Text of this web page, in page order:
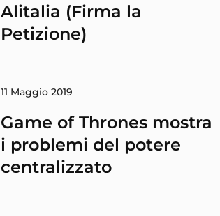
Alitalia (Firma la
Petizione)
11 Maggio 2019
Game of Thrones mostra
i problemi del potere
centralizzato